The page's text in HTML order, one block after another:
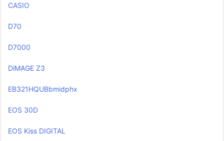
CASIO
D70
D7000
DiMAGE Z3
EB321HQUBbmidphx
EOS 30D
EOS Kiss DIGITAL